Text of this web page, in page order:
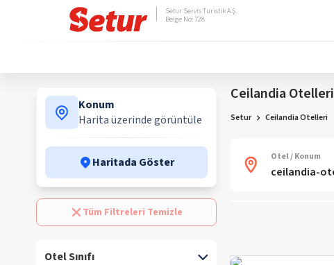
Setur Servis Turistik A.Ş.
Belge No: 728
Konum
Harita üzerinde görüntüle
Haritada Göster
Tüm Filtreleri Temizle
Otel Sınıfı
Ceilandia Otelleri
Setur Ceilandia Otelleri
Otel / Konum